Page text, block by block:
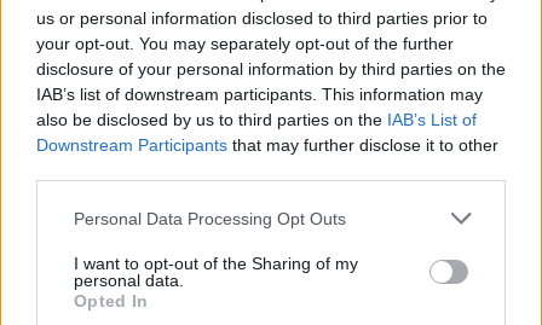
us or personal information disclosed to third parties prior to
your opt-out. You may separately opt-out of the further
disclosure of your personal information by third parties on the
IAB’s list of downstream participants. This information may
also be disclosed by us to third parties on the IAB’s List of
Downstream Participants that may further disclose it to other
Personal Data Processing Opt Outs
I want to opt-out of the Sharing of my
personal data.
Opted In
Πελοπόννησος
Αχαΐα: Ξεκίνησαν τα πρώτα μπλόκα οι
αγρότες του Ερύμανθου
29 Ιανουαρίου 2024 08:44